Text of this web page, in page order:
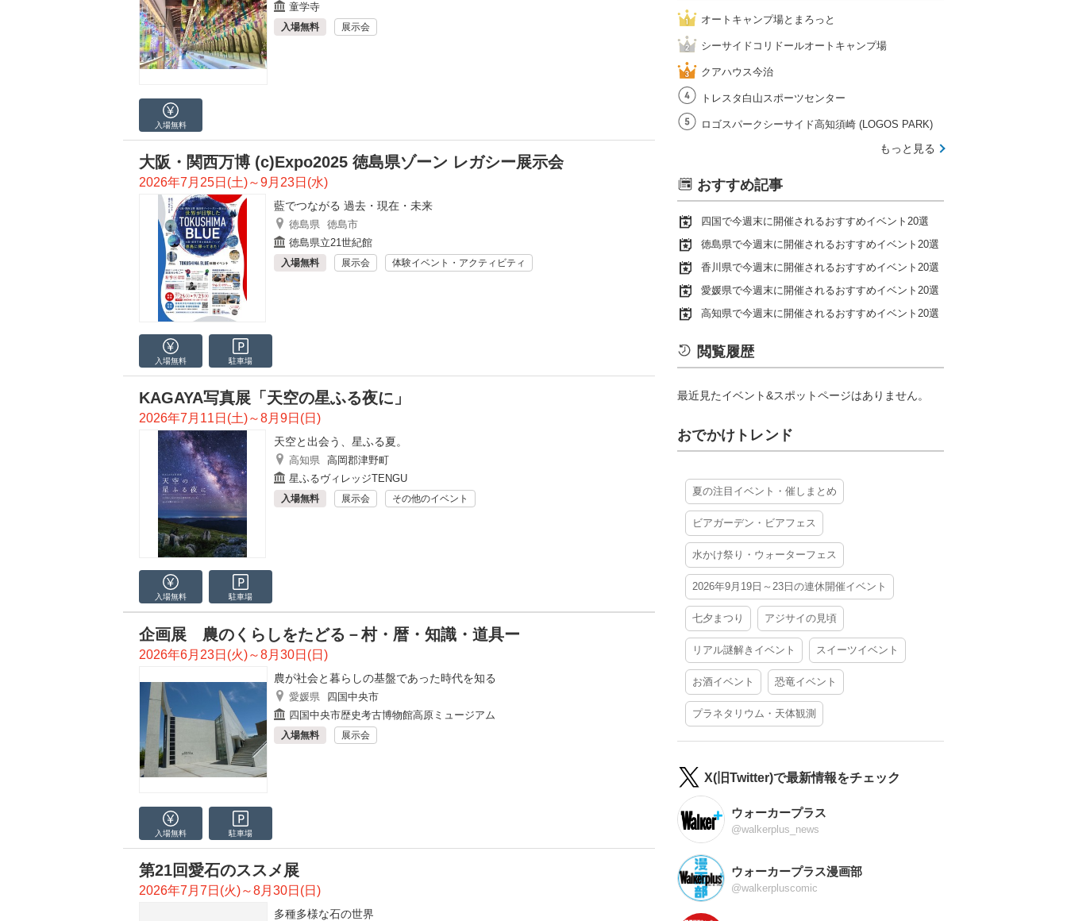
童学寺
入場無料 展示会
入場無料
大阪・関西万博 (c)Expo2025 徳島県ゾーン レガシー展示会
2026年7月25日(土)～9月23日(水)
藍でつながる 過去・現在・未来
徳島県 徳島市
徳島県立21世紀館
入場無料 展示会 体験イベント・アクティビティ
入場無料 駐車場
KAGAYA写真展「天空の星ふる夜に」
2026年7月11日(土)～8月9日(日)
天空と出会う、星ふる夏。
高知県 高岡郡津野町
星ふるヴィレッジTENGU
入場無料 展示会 その他のイベント
入場無料 駐車場
企画展 農のくらしをたどる－村・暦・知識・道具ー
2026年6月23日(火)～8月30日(日)
農が社会と暮らしの基盤であった時代を知る
愛媛県
四国中央市
四国中央市歴史考古博物館高原ミュージアム
入場無料 展示会
入場無料 駐車場
第21回愛石のススメ展
2026年7月7日(火)～8月30日(日)
多種多様な石の世界
オートキャンプ場とまろっと
シーサイドコリドールオートキャンプ場
クアハウス今治
トレスタ白山スポーツセンター
ロゴスパークシーサイド高知須崎 (LOGOS PARK)
もっと見る
おすすめ記事
四国で今週末に開催されるおすすめイベント20選
徳島県で今週末に開催されるおすすめイベント20選
香川県で今週末に開催されるおすすめイベント20選
愛媛県で今週末に開催されるおすすめイベント20選
高知県で今週末に開催されるおすすめイベント20選
閲覧履歴
最近見たイベント&スポットページはありません。
おでかけトレンド
夏の注目イベント・催しまとめ
ビアガーデン・ビアフェス
水かけ祭り・ウォーターフェス
2026年9月19日～23日の連休開催イベント
七夕まつり アジサイの見頃
リアル謎解きイベント スイーツイベント
お酒イベント 恐竜イベント
プラネタリウム・天体観測
X(旧Twitter)で最新情報をチェック
ウォーカープラス
@walkerplus_news
ウォーカープラス漫画部
@walkerpluscomic